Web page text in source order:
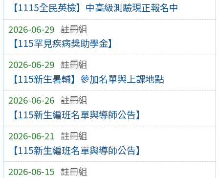
【1115全民英檢】中高級測驗現正報名中
2026-06-29 註冊組
【115罕見疾病獎助學金】
2026-06-29 註冊組
【115新生暑輔】參加名單與上課地點
2026-06-26 註冊組
【115新生編班名單與導師公告】
2026-06-21 註冊組
【115新生編班名單與導師公告】
2026-06-15 註冊組